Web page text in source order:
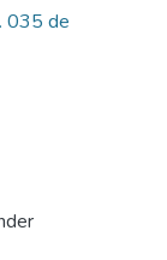
035 de